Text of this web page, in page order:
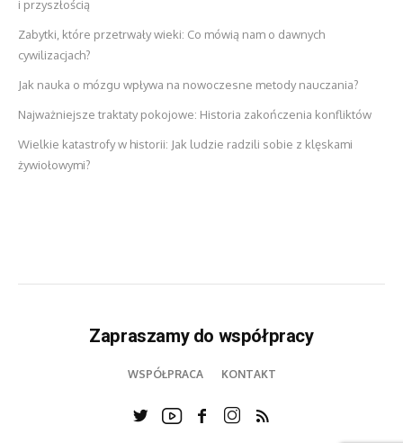
i przyszłością
Zabytki, które przetrwały wieki: Co mówią nam o dawnych
cywilizacjach?
Jak nauka o mózgu wpływa na nowoczesne metody nauczania?
Najważniejsze traktaty pokojowe: Historia zakończenia konfliktów
Wielkie katastrofy w historii: Jak ludzie radzili sobie z klęskami
żywiołowymi?
Zapraszamy do współpracy
WSPÓŁPRACA KONTAKT